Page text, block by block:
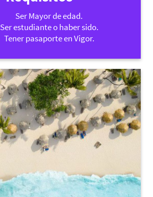
Ser Mayor de edad.
Ser estudiante o haber sido.
Tener pasaporte en Vigor.